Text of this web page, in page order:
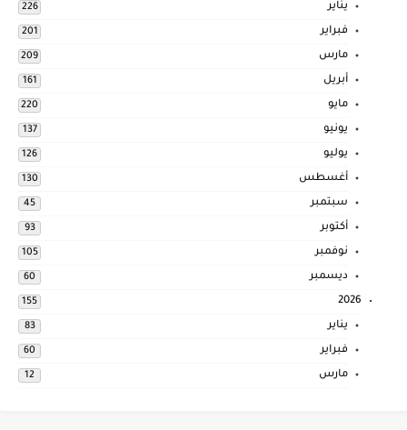
يناير 226
فبراير 201
مارس 209
أبريل 161
مايو 220
يونيو 137
يوليو 126
أغسطس 130
سبتمبر 45
أكتوبر 93
نوفمبر 105
ديسمبر 60
2026
155
يناير 83
فبراير 60
مارس 12